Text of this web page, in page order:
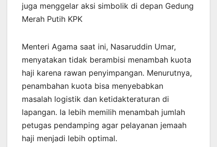
juga menggelar aksi simbolik di depan Gedung
Merah Putih KPK
Menteri Agama saat ini, Nasaruddin Umar,
menyatakan tidak berambisi menambah kuota
haji karena rawan penyimpangan. Menurutnya,
penambahan kuota bisa menyebabkan
masalah logistik dan ketidakteraturan di
lapangan. Ia lebih memilih menambah jumlah
petugas pendamping agar pelayanan jemaah
haji menjadi lebih optimal.